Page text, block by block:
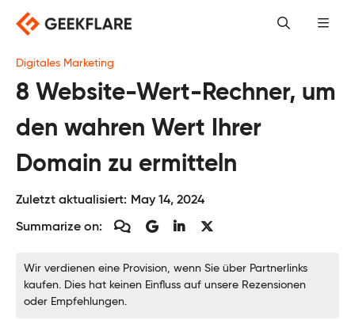
Skip
content
Digitales Marketing
8 Website-Wert-Rechner, um
den wahren Wert Ihrer
Domain zu ermitteln
Zuletzt aktualisiert: May 14, 2024
Summarize on:
Wir verdienen eine Provision, wenn Sie über Partnerlinks
kaufen. Dies hat keinen Einfluss auf unsere Rezensionen
oder Empfehlungen.